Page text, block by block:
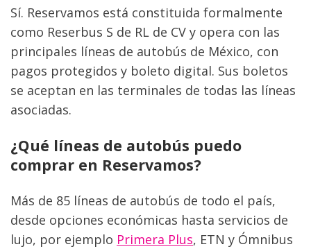
Sí. Reservamos está constituida formalmente
como Reserbus S de RL de CV y opera con las
principales líneas de autobús de México, con
pagos protegidos y boleto digital. Sus boletos
se aceptan en las terminales de todas las líneas
asociadas.
¿Qué líneas de autobús puedo
comprar en Reservamos?
Más de 85 líneas de autobús de todo el país,
desde opciones económicas hasta servicios de
lujo, por ejemplo Primera Plus, ETN y Ómnibus